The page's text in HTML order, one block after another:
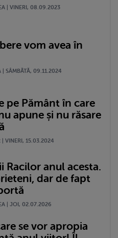
| VINERI, 08.09.2023
vom avea în
| SÂMBĂTĂ, 09.11.2024
pe Pământ în care
apune și nu răsare
| VINERI, 15.03.2024
Racilor anul acesta.
dar de fapt
| JOI, 02.07.2026
se vor apropia